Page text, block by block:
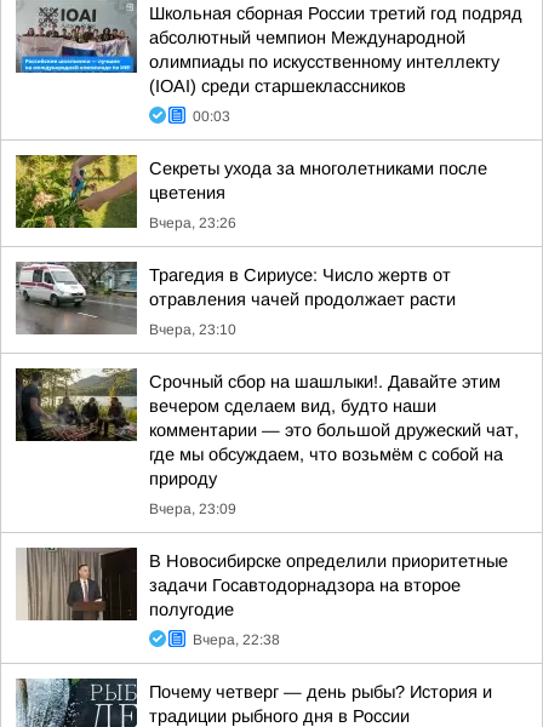
Школьная сборная России третий год подряд
абсолютный чемпион Международной
олимпиады по искусственному интеллекту
(IOAI) среди старшеклассников
00:03
Секреты ухода за многолетниками после
цветения
Вчера, 23:26
Трагедия в Сириусе: Число жертв от
отравления чачей продолжает расти
Вчера, 23:10
Срочный сбор на шашлыки!. Давайте этим
вечером сделаем вид, будто наши
комментарии — это большой дружеский чат,
где мы обсуждаем, что возьмём с собой на
природу
Вчера, 23:09
В Новосибирске определили приоритетные
задачи Госавтодорнадзора на второе
полугодие
Вчера, 22:38
Почему четверг — день рыбы? История и
традиции рыбного дня в России